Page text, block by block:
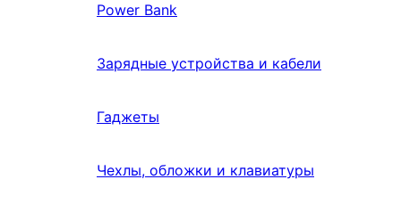
Power Bank
Зарядные устройства и кабели
Гаджеты
Чехлы, обложки и клавиатуры